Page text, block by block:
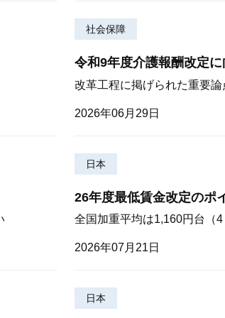
社会保障
令和9年度介護報酬改定
改革工程に掲げられた重要
2026年06月29日
日本
26年度最低賃金改定のポ
全国加重平均は1,160円台（
2026年07月21日
日本